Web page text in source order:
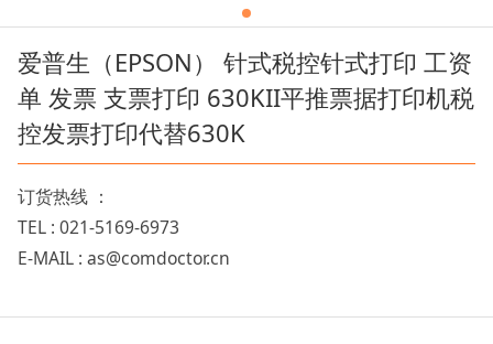
爱普生（EPSON） 针式税控针式打印 工资
单 发票 支票打印 630KII平推票据打印机税
控发票打印代替630K
订货热线 ：
TEL : 021-5169-6973
E-MAIL : as@comdoctor.cn